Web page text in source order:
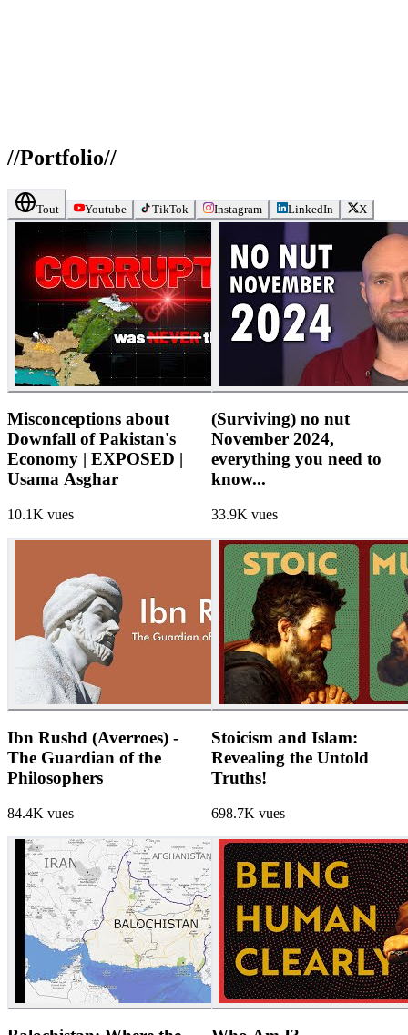
//Portfolio//
Tout Youtube TikTok Instagram LinkedIn X
Misconceptions about
Downfall of Pakistan's
Economy | EXPOSED |
Usama Asghar
10.1K vues
Ibn Rushd (Averroes) -
The Guardian of the
Philosophers
84.4K vues
(Surviving) no nut
November 2024,
everything you need to
know...
33.9K vues
Stoicism and Islam:
Revealing the Untold
Truths!
698.7K vues